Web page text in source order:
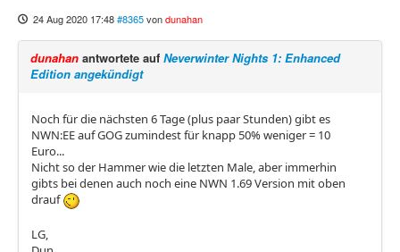
24 Aug 2020 17:48#8365vondunahan
dunahan antwortete auf Neverwinter Nights 1: Enhanced
Edition angekündigt
Noch für die nächsten 6 Tage (plus paar Stunden) gibt es
NWN:EE auf GOG zumindest für knapp 50% weniger = 10
Euro...
Nicht so der Hammer wie die letzten Male, aber immerhin
gibts bei denen auch noch eine NWN 1.69 Version mit oben
drauf
LG,